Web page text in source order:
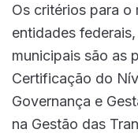
Os critérios para
entidades
municipais são as
Certificação do
Governança e
na Gestão das